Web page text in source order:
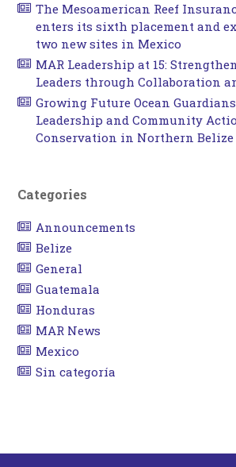
The Mesoamerican Reef
enters its sixth placement and
two new sites in Mexico
MAR Leadership at 15:
Leaders through Collaboration
Growing Future Ocean
Leadership and Community
Conservation in Northern Belize
Categories
Announcements
Belize
General
Guatemala
Honduras
MAR News
Mexico
Sin categoría